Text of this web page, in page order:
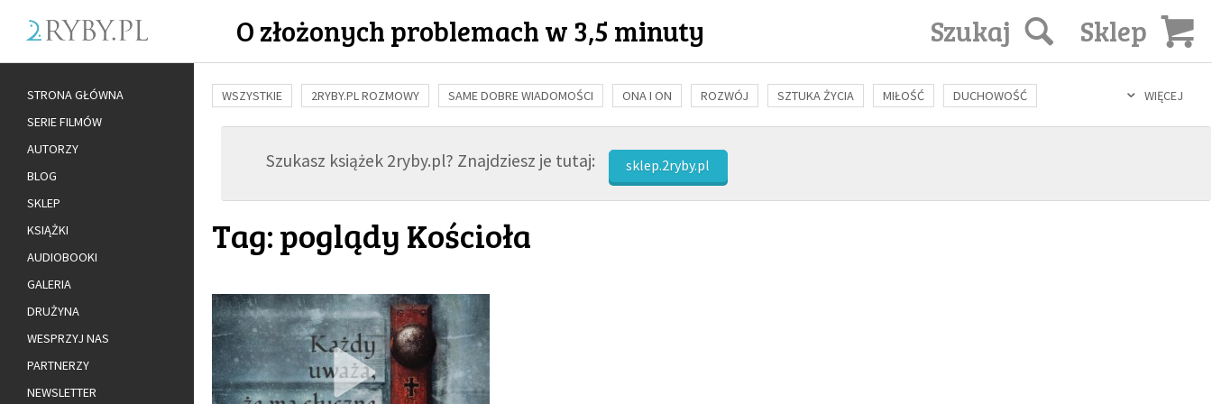
O złożonych problemach w 3,5 minuty Sklep
Szukaj
WIĘCEJ
WSZYSTKIE 2RYBY.PL ROZMOWY SAME DOBRE WIADOMOŚCI ONA I ON ROZWÓJ SZTUKA ŻYCIA MIŁOŚĆ DUCHOWOŚĆ
BUDOWANIE WIĘZI RODZINA NAUKA BIBLIA KOBIETA MĘŻCZYZNA RELIGIE FILOZOFIA KULTURA ŚWIĘCI SEKS IN VITRO
ADOPCJASzukasz książek 2ryby.pl? Znajdziesz je tutaj: sklep.2ryby.pl
Tag: poglądy Kościoła
STRONA GŁÓWNA
SERIE FILMÓW
AUTORZY
BLOG
SKLEP
KSIĄŻKI
AUDIOBOOKI
GALERIA
DRUŻYNA
WESPRZYJ NAS
PARTNERZY
NEWSLETTER